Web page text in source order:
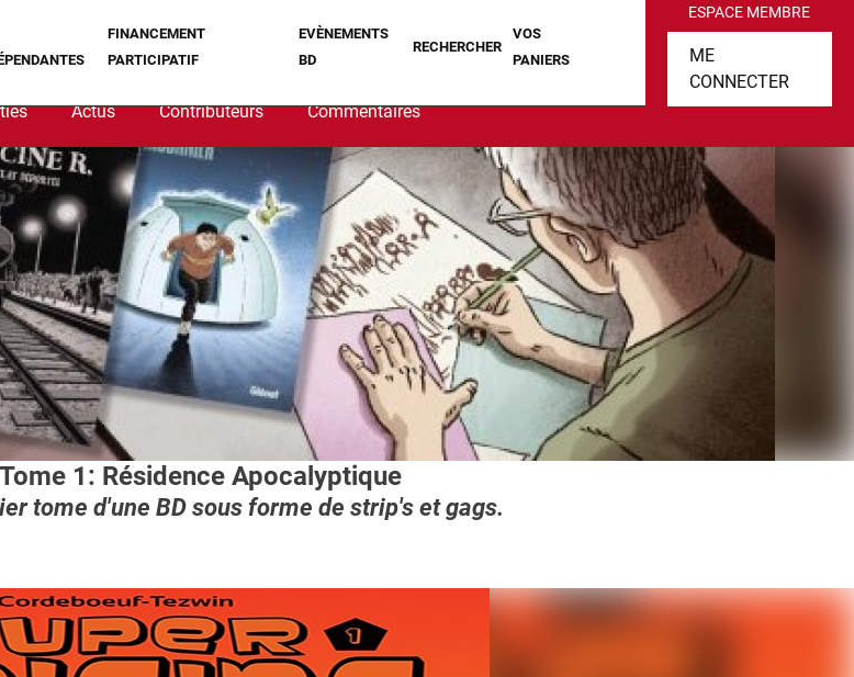
FINANCEMENT
PARTICIPATIF
EVÈNEMENTS
BD
RECHERCHER
VOS
PANIERS
ESPACE MEMBRE
ME
CONNECTER
Actus Contributeurs Commentaires
1: Résidence Apocalyptique
tome d'une BD sous forme de strip's et gags.